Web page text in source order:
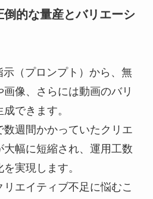
的な量産とバリエーシ
（プロンプト）から、無
像、さらには動画のバリ
できます。
数週間かかっていたクリエ
大幅に短縮され、運用工数
実現します。
エイティブ不足に悩むこ